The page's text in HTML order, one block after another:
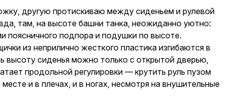
другую протискиваю между сиденьем и рулевой
там, на высоте башни танка, неожиданно уютно:
поясничного подпора и подушки по высоте.
из неприлично жесткого пластика изгибаются в
высоту сиденья можно только с открытой дверью,
продольной регулировки — крутить руль пузом
и в плечах, и в ногах, несмотря на внушительные